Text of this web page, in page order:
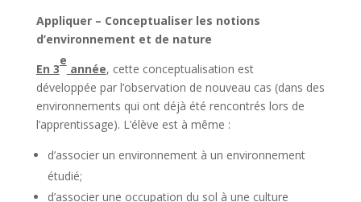
Appliquer – Conceptualiser les notions
d’environnement et de nature
En 3
e
année, cette conceptualisation est
développée par l’observation de nouveau cas (dans des
environnements qui ont déjà été rencontrés lors de
l’apprentissage). L’élève est à même :
d’associer un environnement à un environnement
étudié;
d’associer une occupation du sol à une culture